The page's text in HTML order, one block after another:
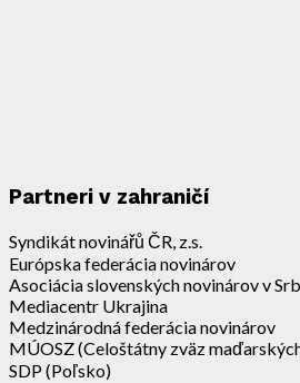
Partneri v zahraničí
Syndikát novinářů ČR, z.s.
Európska federácia novinárov
Asociácia slovenských novinárov v
Mediacentr Ukrajina
Medzinárodná federácia novinárov
MÚOSZ (Celoštátny zväz
SDP (Poľsko)